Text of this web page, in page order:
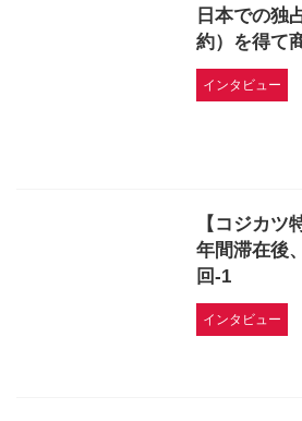
日本での独
約）を得て
インタビュー
【コジカツ
年間滞在後
回-1
インタビュー